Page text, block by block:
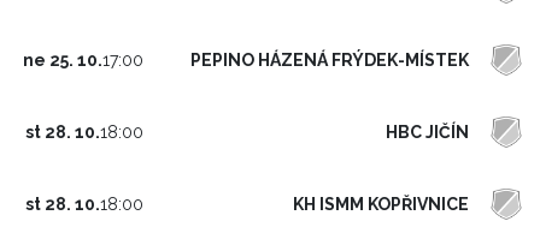
ne 25. 10.17:00 PEPINO HÁZENÁ FRÝDEK-MÍSTEK
st 28. 10.18:00 HBC JIČÍN
st 28. 10.18:00 KH ISMM KOPŘIVNICE